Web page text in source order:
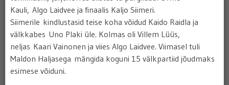
Kauli, Algo Laidvee ja finaalis Kaljo Siimeri.
Siimerile kindlustasid teise koha võidud Kaido Raidla ja
välkkabes Uno Plaki üle. Kolmas oli Villem Lüüs,
neljas Kaari Vainonen ja viies Algo Laidvee. Viimasel tuli
Maldon Haljasega mängida koguni 15 välkpartiid jõudmaks
esimese võiduni.